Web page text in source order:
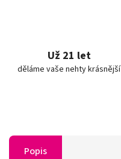
Už 21 let
děláme vaše nehty krásnější
Popis